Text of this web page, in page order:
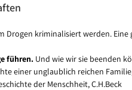
Drogen kriminalisiert werden.
führen. Und wie wir sie beenden
einer unglaublich reichen
der Menschheit, C.H.Beck